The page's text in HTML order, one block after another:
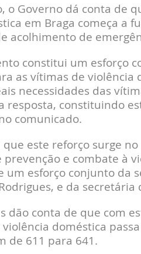
o Governo dá conta de
em Braga começa a
acolhimento de
constitui um esforço
as vítimas de
necessidades das
resposta, constituindo
comunicado.
que este reforço surge
prevenção e combate à
um esforço conjunto da
e da
dão conta de que com
doméstica
de 611 para 641.